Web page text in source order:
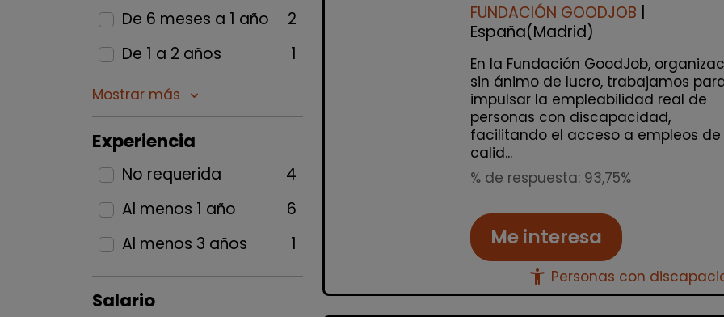
De 6 meses a 1 año
2
De 1 a 2 años
1
Mostrar más keyboard_arrow_down
Experiencia
No requerida
4
Al menos 1 año
6
Al menos 3 años
1
Salario
FUNDACIÓN GOODJOB |
España(Madrid)
En la Fundación GoodJob,
sin ánimo de lucro, trabajamos
impulsar la empleabilidad real de
personas con discapacidad,
facilitando el acceso a empleos de
calid...
% de respuesta: 93,75%
Me interesa
accessibility_new Personas con